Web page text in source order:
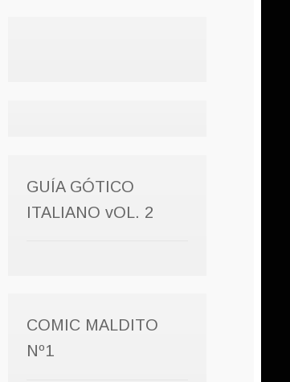
GUÍA GÓTICO
ITALIANO vOL. 2
COMIC MALDITO
Nº1